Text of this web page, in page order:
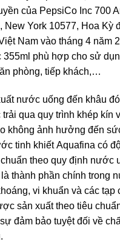
của PepsiCo Inc 700
New York 10577, Hoa Kỳ
Nam vào tháng 4 năm
phù hợp cho sử
phòng, tiếp khách,…
nước uống đến khâu
qua quy trình khép kín
không ảnh hưởng đến
tinh khiết Aquafina có
theo quy định nước
thành phần chính trong
vi khuẩn và các tạp
sản xuất theo tiêu
đảm bảo tuyệt đối về